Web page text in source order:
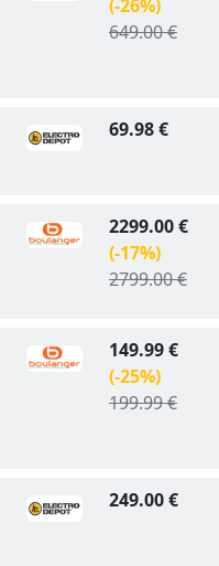
(-26%)
649.00 €
69.98 €
2299.00 €
(-17%)
2799.00 €
149.99 €
(-25%)
199.99 €
249.00 €